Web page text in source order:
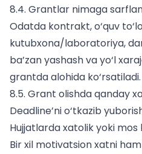
8.4. Grantlar nimaga
Odatda kontrakt, o‘quv
kutubxona/laboratoriya,
ba’zan yashash va yo‘l
grantda alohida ko‘rsatiladi.
8.5. Grant olishda qanday
Deadline’ni o‘tkazib
Hujjatlarda xatolik yoki mos
Bir xil motivatsion xatni